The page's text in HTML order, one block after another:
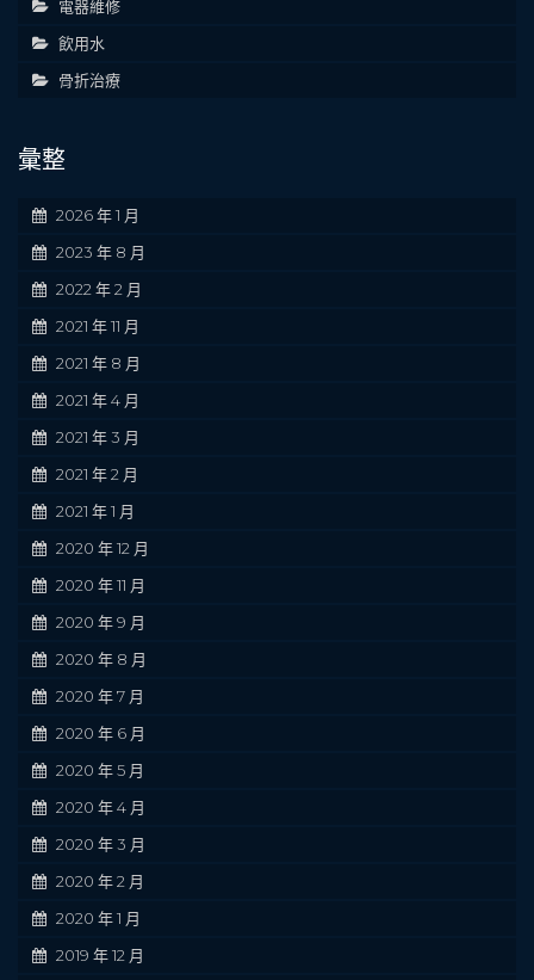
電器維修
飲用水
骨折治療
彙整
2026 年 1 月
2023 年 8 月
2022 年 2 月
2021 年 11 月
2021 年 8 月
2021 年 4 月
2021 年 3 月
2021 年 2 月
2021 年 1 月
2020 年 12 月
2020 年 11 月
2020 年 9 月
2020 年 8 月
2020 年 7 月
2020 年 6 月
2020 年 5 月
2020 年 4 月
2020 年 3 月
2020 年 2 月
2020 年 1 月
2019 年 12 月